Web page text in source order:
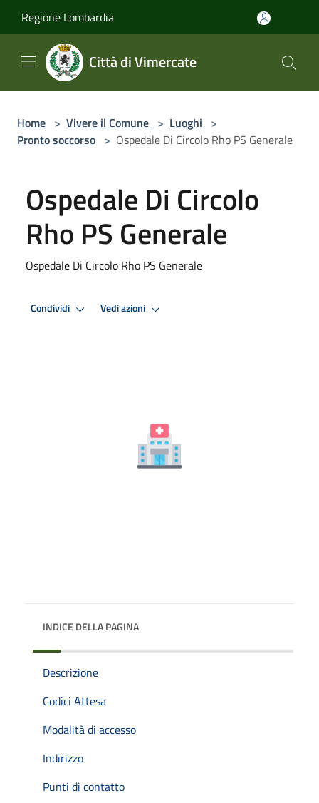
Regione Lombardia
Città di Vimercate
Home > Vivere il Comune > Luoghi >
Pronto soccorso > Ospedale Di Circolo Rho PS Generale
Ospedale Di Circolo
Rho PS Generale
Ospedale Di Circolo Rho PS Generale
Condividi Vedi azioni
INDICE DELLA PAGINA
Descrizione
Codici Attesa
Modalità di accesso
Indirizzo
Punti di contatto